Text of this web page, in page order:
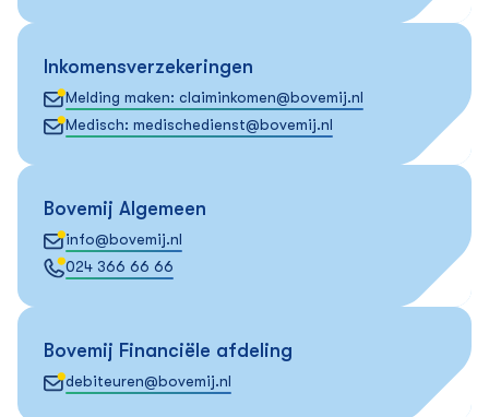
Inkomens­verzekeringen
Melding maken: claiminkomen@bovemij.nl
Medisch: medischedienst@bovemij.nl
Bovemij Algemeen
info@bovemij.nl
024 366 66 66
Bovemij Financiële afdeling
debiteuren@bovemij.nl